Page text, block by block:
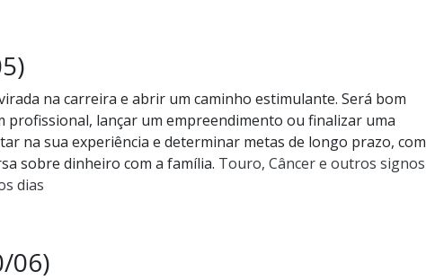
na carreira e abrir um caminho estimulante. Será bom
profissional, lançar um empreendimento ou finalizar uma
na sua experiência e determinar metas de longo prazo, com
sobre dinheiro com a família. Touro, Câncer e outros signos
dias
06)